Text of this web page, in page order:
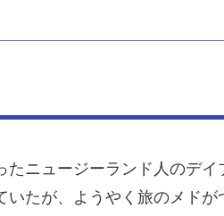
ニュージーランド人のデ
たが、ようやく旅のメド